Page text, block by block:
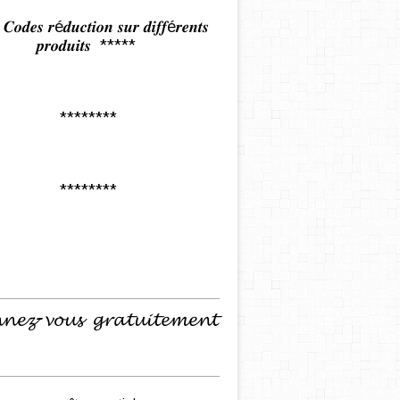
𝒓é𝒅𝒖𝒄𝒕𝒊𝒐𝒏 𝒔𝒖𝒓 𝒅𝒊𝒇𝒇é𝒓𝒆𝒏𝒕𝒔
𝒑𝒓𝒐𝒅𝒖𝒊𝒕𝒔 *****
********
********
𝓿𝓸𝓾𝓼 𝓰𝓻𝓪𝓽𝓾𝓲𝓽𝓮𝓶𝓮𝓷𝓽